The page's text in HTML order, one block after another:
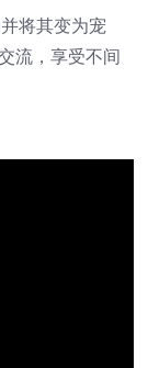
将其变为宠
流，享受不间